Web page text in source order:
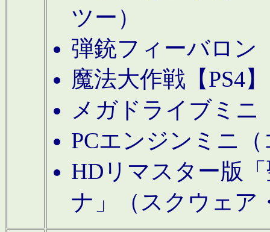
ツー）
弾銃フィーバロン
魔法大作戦【PS4
メガドライブミニ
PCエンジンミニ
HDリマスター版
ナ」（スクウェア